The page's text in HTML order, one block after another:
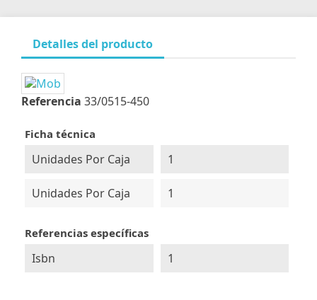
Detalles del producto
Referencia 33/0515-450
Ficha técnica
Unidades Por Caja 1
Unidades Por Caja 1
Referencias específicas
Isbn 1